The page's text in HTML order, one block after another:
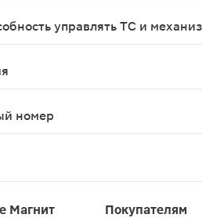
управлять ТС и
номер
Магнит Покупателям